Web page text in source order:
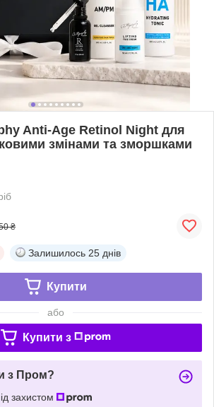
Anti-Age Retinol Night для
змінами та зморшками
₴
Залишилось 25 днів
Купити
або
Купити з
з Пром?
захистом